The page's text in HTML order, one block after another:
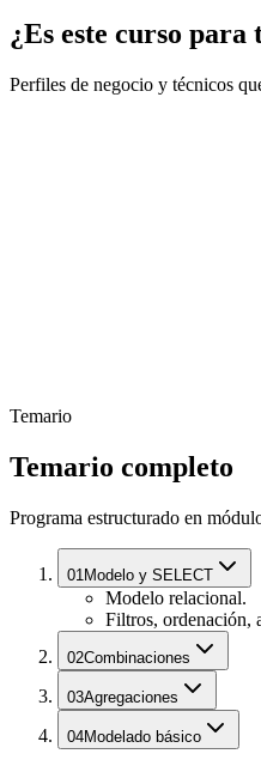
¿Es este curso
Perfiles de negocio y técnicos
Temario
Temario completo
Programa estructurado en
01 Modelo y SELECT
Modelo relacional.
Filtros, ordenación,
02Combinaciones
03Agregaciones
04Modelado básico